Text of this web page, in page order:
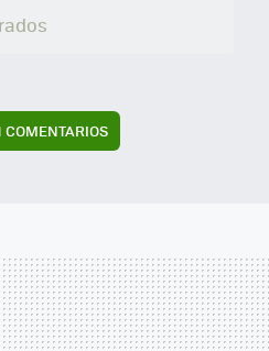
COMENTARIOS